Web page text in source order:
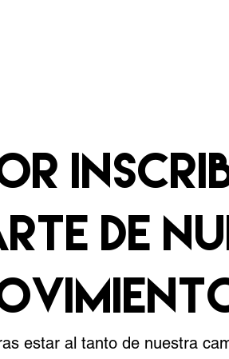
DE
estar al tanto de nuestra